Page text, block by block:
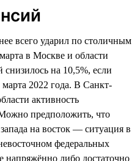
всего ударил по столичным
в Москве и области
снизилось на 10,5%, если
марта 2022 года. В Санкт-
активность
предположить, что
на восток — ситуация в
федеральных
напряжённо либо достаточно